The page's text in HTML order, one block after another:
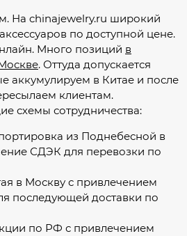
На chinajewelry.ru широкий
по доступной цене.
Много позиций в
. Оттуда допускается
аккумулируем в Китае и после
клиентам.
схемы сотрудничества:
из Поднебесной в
СДЭК для перевозки по
в Москву с привлечением
последующей доставки по
по РФ с привлечением